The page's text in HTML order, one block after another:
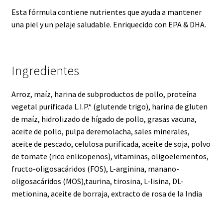
Esta fórmula contiene nutrientes que ayuda a mantener
una piel y un pelaje saludable. Enriquecido con EPA & DHA.
Ingredientes
Arroz, maíz, harina de subproductos de pollo, proteína
vegetal purificada L.I.P.* (glutende trigo), harina de gluten
de maíz, hidrolizado de hígado de pollo, grasas vacuna,
aceite de pollo, pulpa deremolacha, sales minerales,
aceite de pescado, celulosa purificada, aceite de soja, polvo
de tomate (rico enlicopenos), vitaminas, oligoelementos,
fructo-oligosacáridos (FOS), L-arginina, manano-
oligosacáridos (MOS),taurina, tirosina, L-lisina, DL-
metionina, aceite de borraja, extracto de rosa de la India